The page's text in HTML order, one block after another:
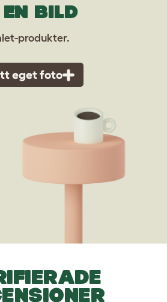
BILD
produkter.
eget foto